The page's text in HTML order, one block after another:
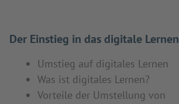
Der Einstieg in das digitale Lernen
Umstieg auf digitales Lernen
Was ist digitales Lernen?
Vorteile der Umstellung von